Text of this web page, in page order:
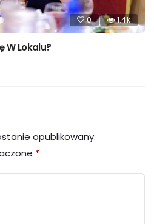
0 1.4k
W Lokalu?
opublikowany.
*